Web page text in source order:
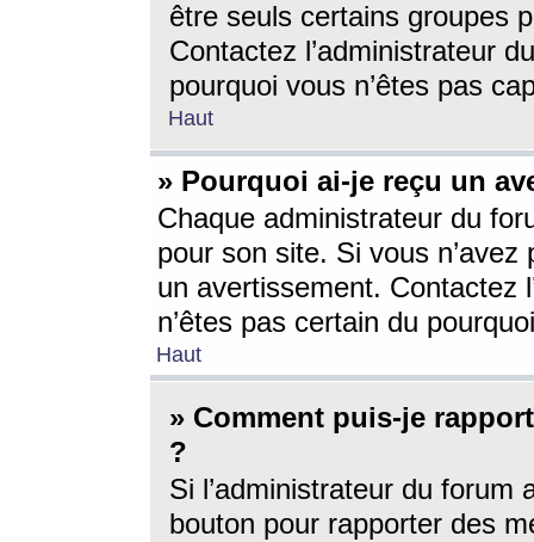
être seuls certains groupes
Contactez l’administrateur
pourquoi vous n’êtes pas
Haut
» Pourquoi ai-je reçu un
Chaque administrateur du
pour son site. Si vous
un avertissement. Contactez
n’êtes pas certain du
Haut
» Comment puis-je
?
Si l’administrateur du forum
bouton pour rapporter des